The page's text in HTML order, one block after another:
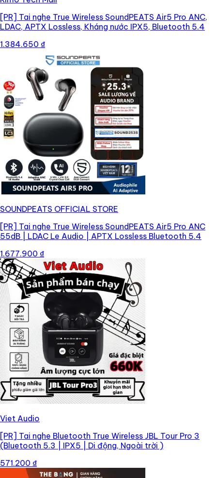
[PR] Tai nghe True Wireless SoundPEATS Air5 Pro ANC,
LDAC, APTX Lossless, Kháng nước IPX5, Bluetooth 5.4
1.384.650 ₫
SOUNDPEATS OFFICIAL STORE
[PR] Tai nghe True Wireless SoundPEATS Air5 Pro ANC
55dB | LDAC Le Audio | APTX Lossless Bluetooth 5.4
1.677.900 ₫
Viet Audio
[PR] Tai nghe Bluetooth True Wireless JBL Tour Pro 3
(Bluetooth 5.3 | IPX5 | Di động, Ngoài trời )
571.200 ₫